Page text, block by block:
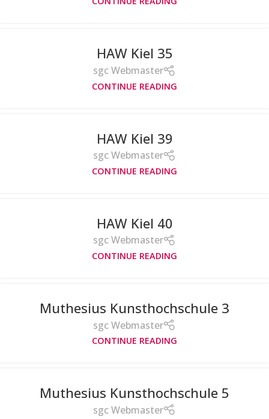
HAW Kiel 35
sgc Webmaster
CONTINUE READING
HAW Kiel 39
sgc Webmaster
CONTINUE READING
HAW Kiel 40
sgc Webmaster
CONTINUE READING
Muthesius Kunsthochschule 3
sgc Webmaster
CONTINUE READING
Muthesius Kunsthochschule 5
sgc Webmaster